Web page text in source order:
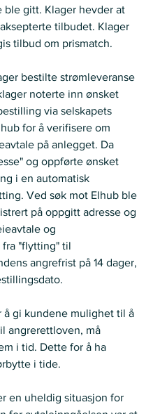
gitt. Klager hevder at
tilbudet. Klager
tilbud om prismatch.
bestilte strømleveranse
noterte inn ønsket
via selskapets
for å verifisere om
på anlegget. Da
og oppførte ønsket
i en automatisk
Ved søk mot Elhub ble
på oppgitt adresse og
og
fra "flytting" til
angrefrist på 14 dager,
å gi kundene mulighet til å
angrerettloven, må
i tid. Dette for å ha
i tide.
en uheldig situasjon for